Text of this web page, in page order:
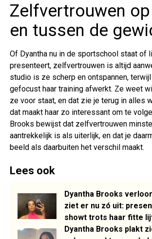
Zelfvertrouwen
en tussen de
Of Dyantha nu in de sportschool staat of
presenteert, zelfvertrouwen is altijd
studio is ze scherp en ontspannen,
gefocust haar training afwerkt. Ze weet
ze voor staat, en dat zie je terug in alles
dat maakt haar zo interessant om te
Brooks bewijst dat zelfvertrouwen
aantrekkelijk is als uiterlijk, en dat je
beeld als daarbuiten het verschil maakt.
Lees ook
Dyantha Brooks
ziet er nu zó uit:
showt trots haar fitte
Dyantha Brooks plakt